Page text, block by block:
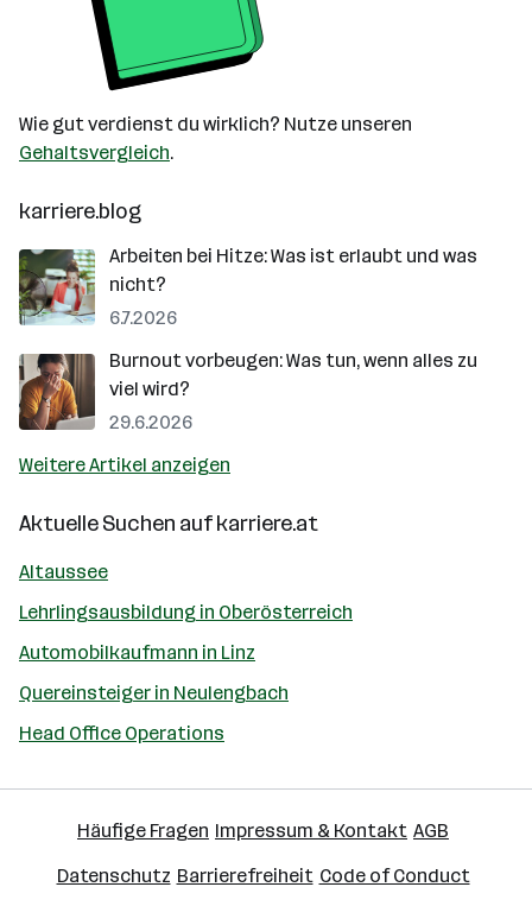
Wie gut verdienst du wirklich? Nutze unseren
Gehaltsvergleich.
karriere.blog
Arbeiten bei Hitze: Was ist erlaubt und was
nicht?
6.7.2026
Burnout vorbeugen: Was tun, wenn alles zu
viel wird?
29.6.2026
Weitere Artikel anzeigen
Aktuelle Suchen aufkarriere.at
Altaussee
Lehrlingsausbildung in Oberösterreich
Automobilkaufmann in Linz
Quereinsteiger in Neulengbach
Head Office Operations
Häufige Fragen Impressum & Kontakt AGB
Datenschutz Barrierefreiheit Code of Conduct